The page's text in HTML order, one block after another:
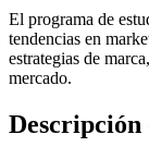
El programa de
tendencias en
estrategias de
mercado.